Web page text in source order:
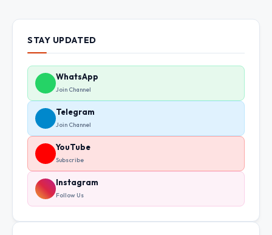
STAY UPDATED
WhatsApp
Join Channel
Telegram
Join Channel
YouTube
Subscribe
Instagram
Follow Us